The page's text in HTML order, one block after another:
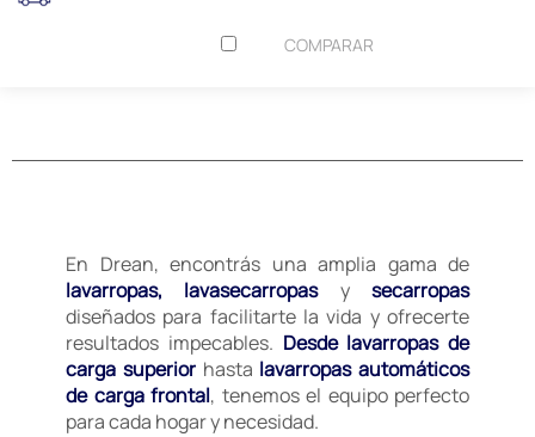
COMPARAR
En Drean, encontrás una amplia gama de
lavarropas, lavasecarropasysecarropas
diseñados para facilitarte la vida y ofrecerte
resultados impecables. Desde lavarropas de
carga superiorhasta lavarropas automáticos
de carga frontal, tenemos el equipo perfecto
para cada hogar y necesidad.